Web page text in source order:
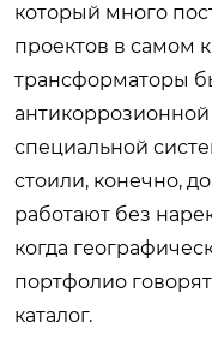
который много
проектов в самом
трансформаторы
специальной
стоили, конечно,
работают без
когда
портфолио
каталог.